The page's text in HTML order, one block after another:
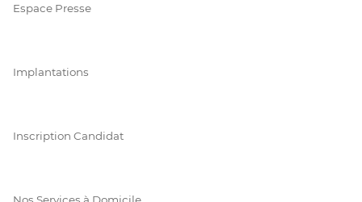
Espace Presse
Implantations
Inscription Candidat